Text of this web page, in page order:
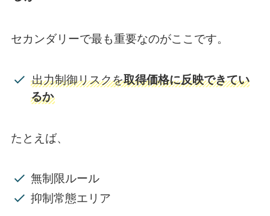
セカンダリーで最も重要なのがここです。
出力制御リスクを取得価格に反映できてい
るか
たとえば、
無制限ルール
抑制常態エリア